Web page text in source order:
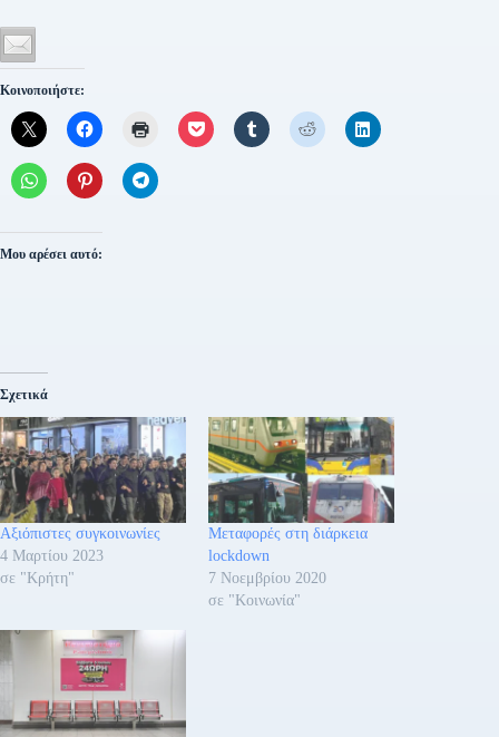
Κοινοποιήστε:
Μου αρέσει αυτό:
Σχετικά
Αξιόπιστες συγκοινωνίες
4 Μαρτίου 2023
σε "Κρήτη"
Μεταφορές στη διάρκεια
lockdown
7 Νοεμβρίου 2020
σε "Κοινωνία"